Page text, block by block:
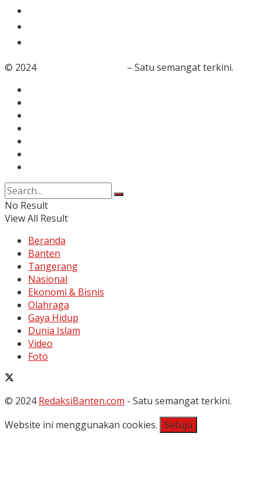
© 2024
– Satu semangat terkini.
No Result
View All Result
Beranda
Banten
Tangerang
Nasional
Ekonomi & Bisnis
Olahraga
Gaya Hidup
Dunia Islam
Video
Foto
© 2024RedaksiBanten.com - Satu semangat terkini.
Website ini menggunakan cookies. Setuju